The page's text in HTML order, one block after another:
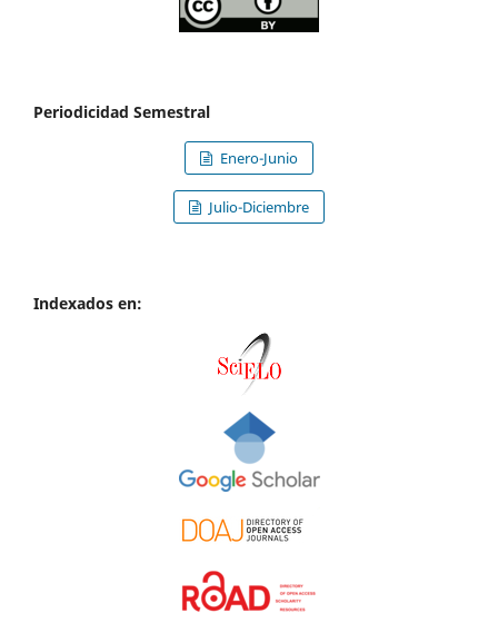
Periodicidad Semestral
Enero-Junio
Julio-Diciembre
Indexados en: